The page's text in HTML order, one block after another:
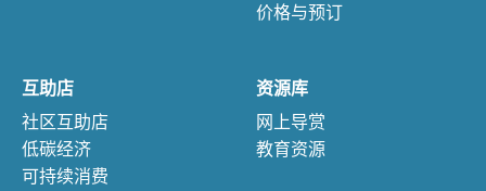
价格与预订
互助店
社区互助店
低碳经济
可持续消费
资源库
网上导赏
教育资源